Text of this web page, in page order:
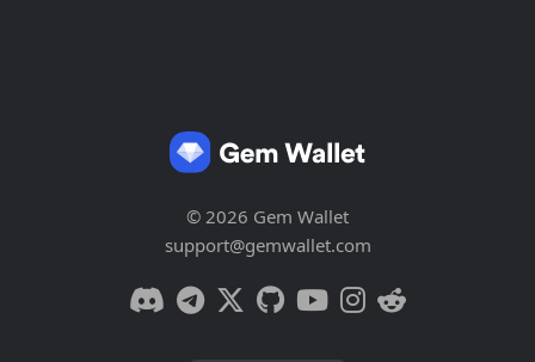
© 2026 Gem Wallet
support@gemwallet.com